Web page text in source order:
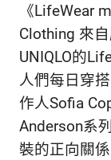
《LifeWear
Clothing 來
UNIQLO的
人們每日穿
作人Sofia
Anderson系
裝的正向關